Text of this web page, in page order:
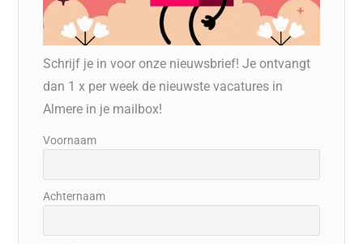
Schrijf je in voor onze nieuwsbrief! Je ontvangt
dan 1 x per week de nieuwste vacatures in
Almere in je mailbox!
Voornaam
Achternaam